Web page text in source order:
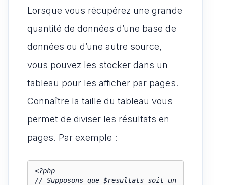
Lorsque vous récupérez une grande
quantité de données d’une base de
données ou d’une autre source,
vous pouvez les stocker dans un
tableau pour les afficher par pages.
Connaître la taille du tableau vous
permet de diviser les résultats en
pages. Par exemple :
<?php
// Supposons que $resultats soit un